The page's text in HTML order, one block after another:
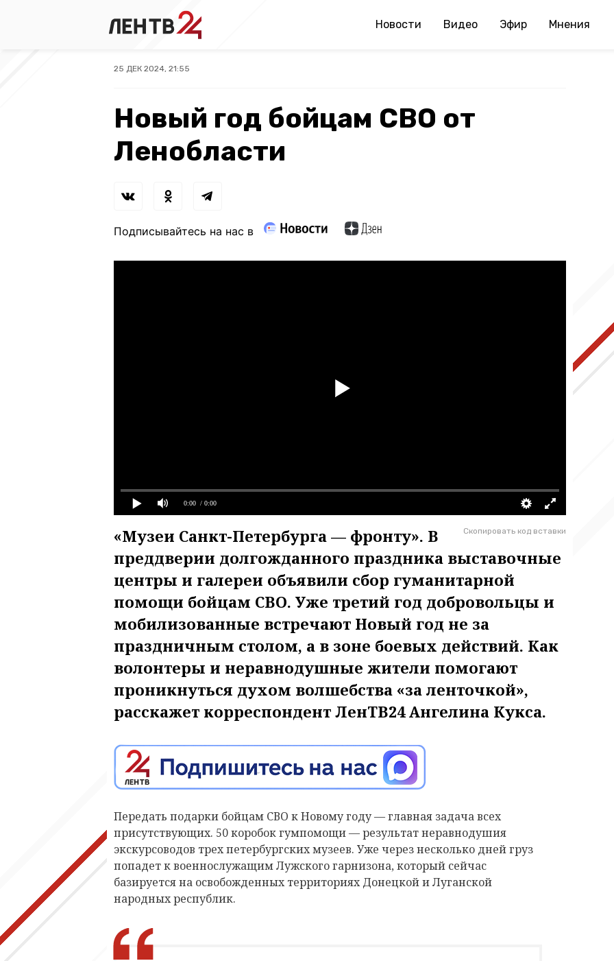
Новости Видео Эфир Мнения
25 ДЕК 2024, 21:55
Новый год бойцам СВО от
Ленобласти
Подписывайтесь на нас в
0:00 / 0:00
Скопировать код вставки
«Музеи Санкт-Петербурга — фронту». В
преддверии долгожданного праздника выставочные
центры и галереи объявили сбор гуманитарной
помощи бойцам СВО. Уже третий год добровольцы и
мобилизованные встречают Новый год не за
праздничным столом, а в зоне боевых действий. Как
волонтеры и неравнодушные жители помогают
проникнуться духом волшебства «за ленточкой»,
расскажет корреспондент ЛенТВ24 Ангелина Кукса.
Передать подарки бойцам СВО к Новому году — главная задача всех
присутствующих. 50 коробок гумпомощи — результат неравнодушия
экскурсоводов трех петербургских музеев. Уже через несколько дней груз
попадет к военнослужащим Лужского гарнизона, который сейчас
базируется на освобожденных территориях Донецкой и Луганской
народных республик.